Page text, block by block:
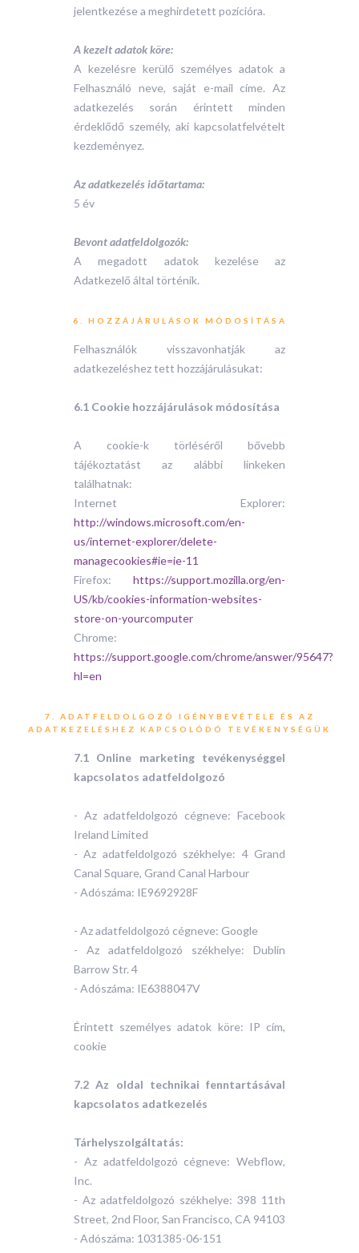
jelentkezése a meghirdetett pozícióra.
A kezelt adatok köre:
A kezelésre kerülő személyes adatok a
Felhasználó neve, saját e-mail címe. Az
adatkezelés során érintett minden
érdeklődő személy, aki kapcsolatfelvételt
kezdeményez.
Az adatkezelés időtartama:
5 év
Bevont adatfeldolgozók:
A megadott adatok kezelése az
Adatkezelő által történik.
6. HOZZÁJÁRULÁSOK MÓDOSÍTÁSA
Felhasználók visszavonhatják az
adatkezeléshez tett hozzájárulásukat:
6.1 Cookie hozzájárulások módosítása
A cookie-k törléséről bővebb
tájékoztatást az alábbi linkeken
találhatnak:
Internet Explorer:
http://windows.microsoft.com/en-
us/internet-explorer/delete-
managecookies#ie=ie-11
Firefox: https://support.mozilla.org/en-
US/kb/cookies-information-websites-
store-on-yourcomputer
Chrome:
https://support.google.com/chrome/answer/95647?
hl=en
7. ADATFELDOLGOZÓ IGÉNYBEVÉTELE ÉS AZ
ADATKEZELÉSHEZ KAPCSOLÓDÓ TEVÉKENYSÉGÜK
7.1 Online marketing tevékenységgel
kapcsolatos adatfeldolgozó
- Az adatfeldolgozó cégneve: Facebook
Ireland Limited
- Az adatfeldolgozó székhelye: 4 Grand
Canal Square, Grand Canal Harbour
- Adószáma: IE9692928F
- Az adatfeldolgozó cégneve: Google
- Az adatfeldolgozó székhelye: Dublin
Barrow Str. 4
- Adószáma: IE6388047V
Érintett személyes adatok köre: IP cím,
cookie
7.2 Az oldal technikai fenntartásával
kapcsolatos adatkezelés
Tárhelyszolgáltatás:
- Az adatfeldolgozó cégneve: Webflow,
Inc.
- Az adatfeldolgozó székhelye: 398 11th
Street, 2nd Floor, San Francisco, CA 94103
- Adószáma: 1031385-06-151